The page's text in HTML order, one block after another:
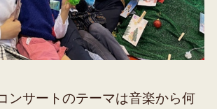
ンサートのテーマは音楽から何